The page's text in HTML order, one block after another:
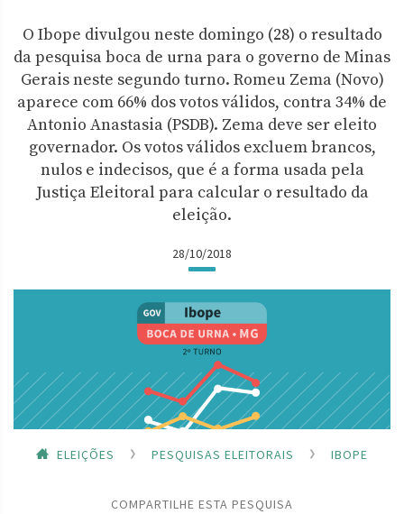
O Ibope divulgou neste domingo (28) o resultado
da pesquisa boca de urna para o governo de Minas
Gerais neste segundo turno. Romeu Zema (Novo)
aparece com 66% dos votos válidos, contra 34% de
Antonio Anastasia (PSDB). Zema deve ser eleito
governador. Os votos válidos excluem brancos,
nulos e indecisos, que é a forma usada pela
Justiça Eleitoral para calcular o resultado da
eleição.
28/10/2018
ELEIÇÕES PESQUISAS ELEITORAIS IBOPE
COMPARTILHE ESTA PESQUISA